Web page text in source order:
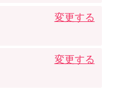
変更する
変更する